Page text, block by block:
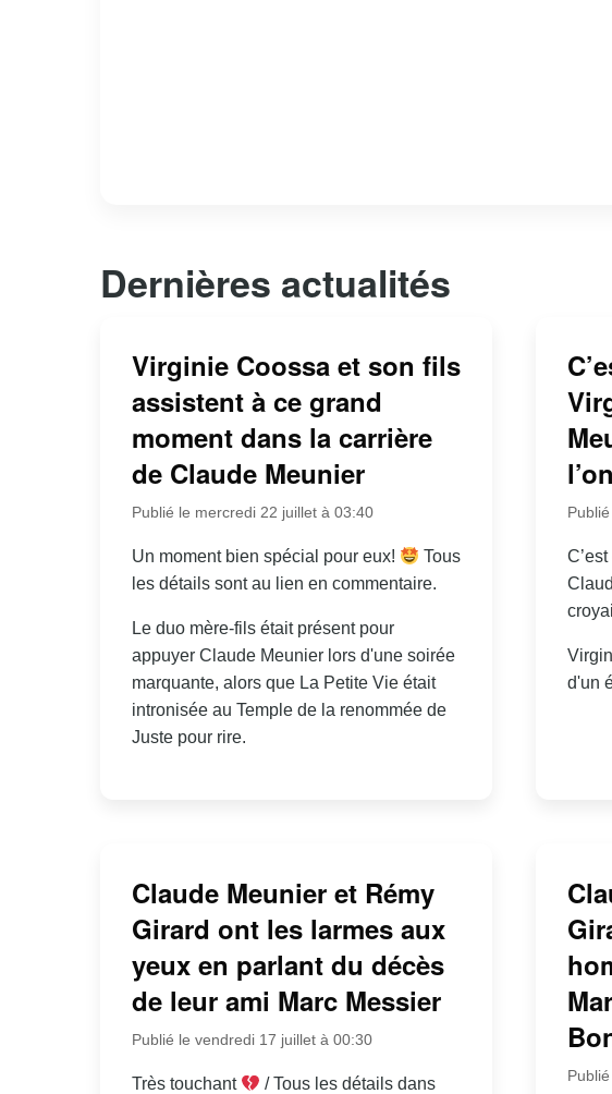
Dernières actualités
Virginie Coossa et son fils
assistent à ce grand
moment dans la carrière
de Claude Meunier
Publié le mercredi 22 juillet à 03:40
Un moment bien spécial pour eux!
Tous
les détails sont au lien en commentaire.
Le duo mère-fils était présent pour
appuyer Claude Meunier lors d'une soirée
marquante, alors que La Petite Vie était
intronisée au Temple de la renommée de
Juste pour rire.
d'un
Claude Meunier et Rémy
Girard ont les larmes aux
yeux en parlant du décès
de leur ami Marc Messier
Publié le vendredi 17 juillet à 00:30
Très touchant
/ Tous les détails dans